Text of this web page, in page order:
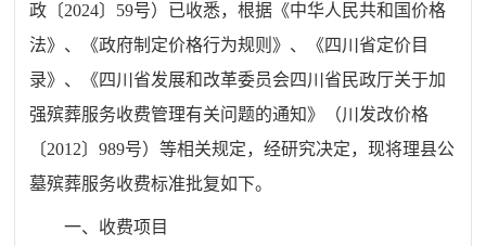
政 〔2024〕 59号）已收悉，根据《中华人民共和国价格
法》、《政府制定价格行为规则》、《四川省定价目
录》、《四川省发展和改革委员会四川省民政厅关于加
强殡葬服务收费管理有关问题的通知》（川发改价格
〔2012〕989号）等相关规定，经研究决定，现将理县公
墓殡葬服务收费标准批复如下。
一、收费项目